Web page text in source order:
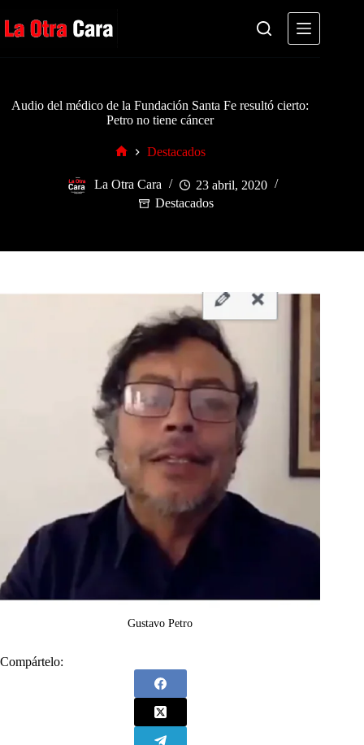
al
contenido
Audio del médico de la Fundación Santa Fe resultó cierto:
Petro no tiene cáncer
Destacados
La Otra Cara
23 abril, 2020
Destacados
Gustavo Petro
Compártelo: